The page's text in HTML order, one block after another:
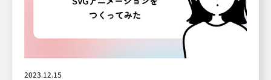
2023.12.15